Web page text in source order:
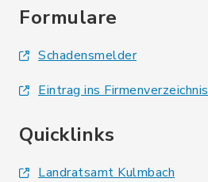
Formulare
Schadensmelder
Eintrag ins Firmenverzeichnis
Quicklinks
Landratsamt Kulmbach